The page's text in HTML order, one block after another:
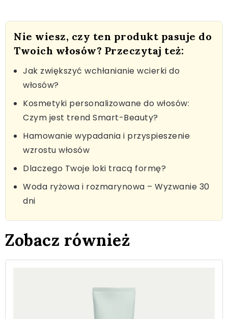
Nie wiesz, czy ten produkt pasuje do
Twoich włosów? Przeczytaj też:
Jak zwiększyć wchłanianie wcierki do
włosów?
Kosmetyki personalizowane do włosów:
Czym jest trend Smart-Beauty?
Hamowanie wypadania i przyspieszenie
wzrostu włosów
Dlaczego Twoje loki tracą formę?
Woda ryżowa i rozmarynowa – Wyzwanie 30
dni
Zobacz również